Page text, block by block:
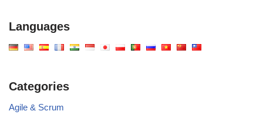
Languages
Categories
Agile & Scrum